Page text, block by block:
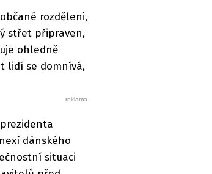
rozděleni,
střet připraven,
ohledně
lidí se domnívá,
dánského
situaci